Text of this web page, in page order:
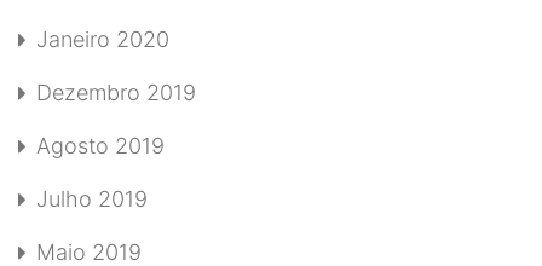
Janeiro 2020
Dezembro 2019
Agosto 2019
Julho 2019
Maio 2019